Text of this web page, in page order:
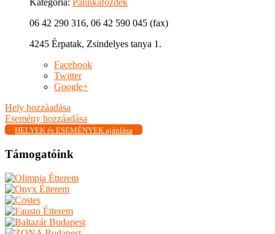
06 42 290 316, 06 42 590 045 (fax)
4245 Érpatak, Zsindelyes tanya 1.
Facebook
Twitter
Google+
Hely hozzáadása
Esemény hozzáadása
HELYEK és ESEMÉNYEK ajánlása
Támogatóink